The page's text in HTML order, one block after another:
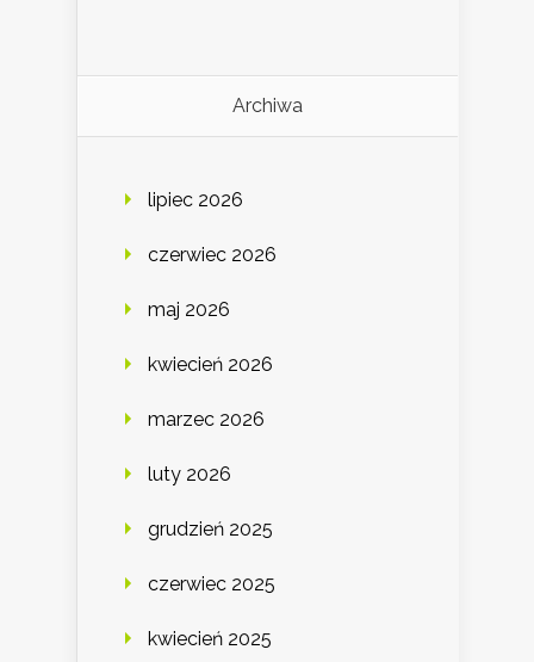
Archiwa
lipiec 2026
czerwiec 2026
maj 2026
kwiecień 2026
marzec 2026
luty 2026
grudzień 2025
czerwiec 2025
kwiecień 2025